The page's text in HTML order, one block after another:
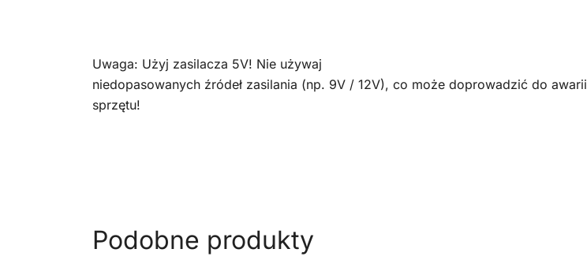
Uwaga: Użyj zasilacza 5V! Nie używaj
niedopasowanych źródeł zasilania (np. 9V / 12V), co może doprowadzić do awarii
sprzętu!
Podobne produkty